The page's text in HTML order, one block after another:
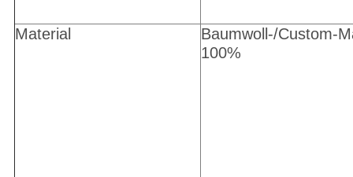
Material
Baumwoll-/Custom-
100%